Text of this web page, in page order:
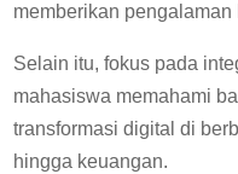
memberikan pengalaman
Selain itu, fokus pada
mahasiswa memahami
transformasi digital di
hingga keuangan.